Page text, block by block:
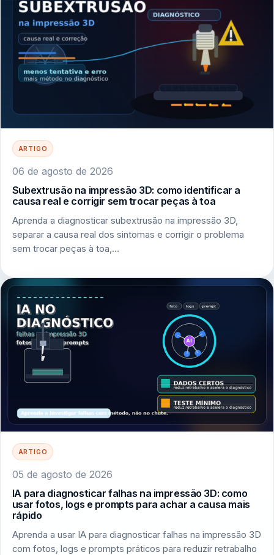
ARTIGO
06 de agosto de 2026
Subextrusão na impressão 3D: como identificar a
causa real e corrigir sem trocar peças à toa
Aprenda a diagnosticar subextrusão na impressão 3D,
separar a causa real dos sintomas e corrigir o problema
sem trocar peças à toa,…
ARTIGO
05 de agosto de 2026
IA para diagnosticar falhas na impressão 3D: como
usar fotos, logs e prompts para achar a causa mais
rápido
Aprenda a usar IA para diagnosticar falhas na impressão 3D
com fotos, logs e prompts práticos para reduzir retrabalho